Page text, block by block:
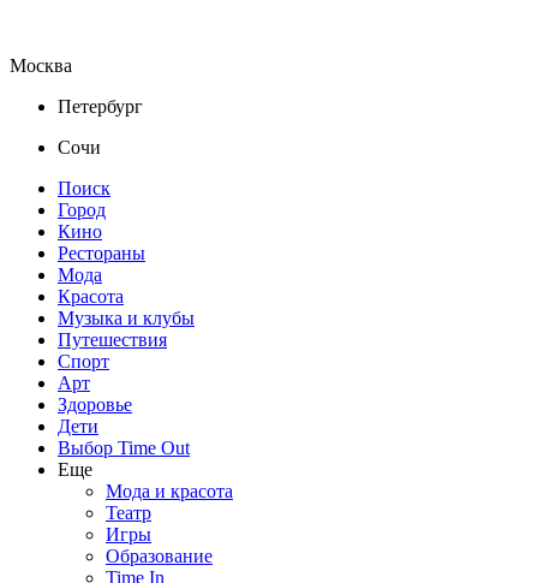
Москва
Петербург
Сочи
Поиск
Город
Кино
Рестораны
Мода
Красота
Музыка и клубы
Путешествия
Спорт
Арт
Здоровье
Дети
Выбор Time Out
Еще
Мода и красота
Театр
Игры
Образование
Time In